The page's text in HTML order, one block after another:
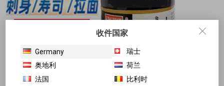
收件国家
Germany
瑞士
奥地利
荷兰
法国
比利时